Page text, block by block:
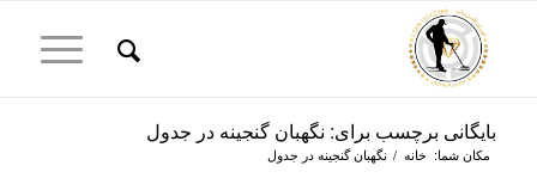
بایگانی برچسب برای: نگهبان گنجینه در جدول
مکان شما: خانه / نگهبان گنجینه در جدول